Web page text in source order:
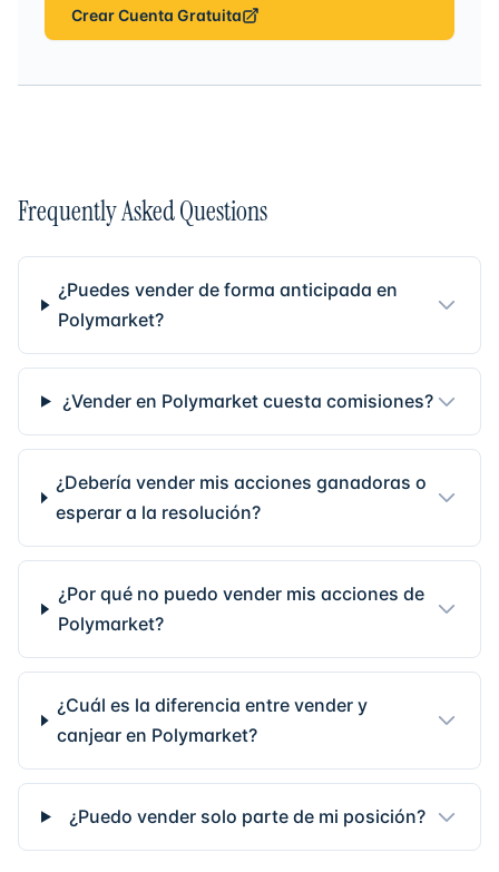
Crear Cuenta Gratuita
Frequently Asked Questions
¿Puedes vender de forma anticipada en
Polymarket?
¿Vender en Polymarket cuesta comisiones?
¿Debería vender mis acciones ganadoras o
esperar a la resolución?
¿Por qué no puedo vender mis acciones de
Polymarket?
¿Cuál es la diferencia entre vender y
canjear en Polymarket?
¿Puedo vender solo parte de mi posición?